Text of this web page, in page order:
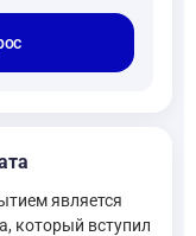
является
который вступил